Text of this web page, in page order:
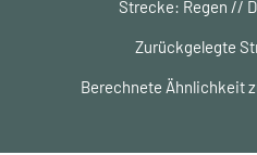
Strecke: Regen //
Zurückgelegte
Berechnete Ähnlichkeit